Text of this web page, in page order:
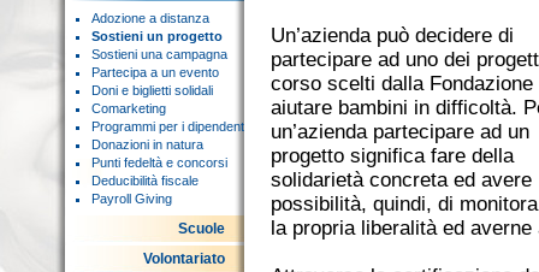
Adozione a distanza
Sostieni un progetto
Sostieni una campagna
Partecipa a un evento
Doni e biglietti solidali
Comarketing
Programmi per i dipendenti
Donazioni in natura
Punti fedeltà e concorsi
Deducibilità fiscale
Payroll Giving
Scuole
Volontariato
Un’azienda può decidere di
partecipare ad uno dei
corso scelti dalla Fondazione
aiutare bambini in difficoltà.
un’azienda partecipare ad un
progetto significa fare della
solidarietà concreta ed avere
possibilità, quindi, di
la propria liberalità ed